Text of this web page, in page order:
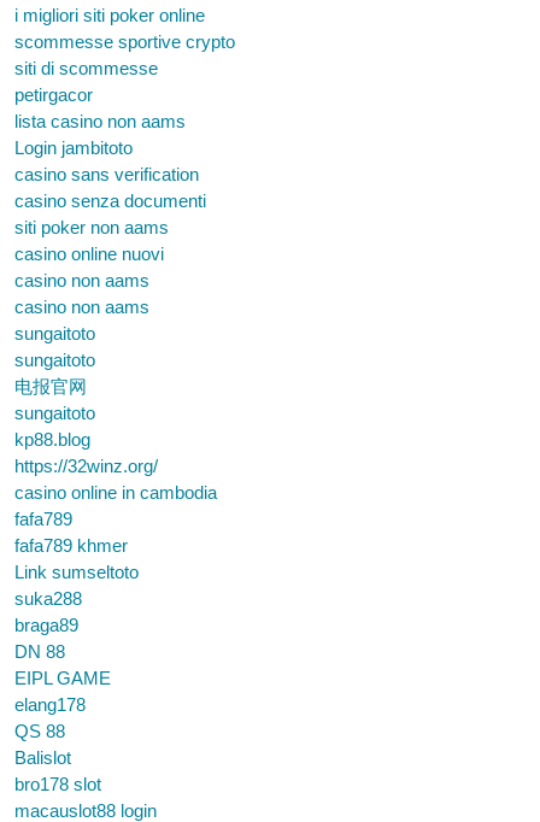
i migliori siti poker online
scommesse sportive crypto
siti di scommesse
petirgacor
lista casino non aams
Login jambitoto
casino sans verification
casino senza documenti
siti poker non aams
casino online nuovi
casino non aams
casino non aams
sungaitoto
sungaitoto
电报官网
sungaitoto
kp88.blog
https://32winz.org/
casino online in cambodia
fafa789
fafa789 khmer
Link sumseltoto
suka288
braga89
DN 88
EIPL GAME
elang178
QS 88
Balislot
bro178 slot
macauslot88 login